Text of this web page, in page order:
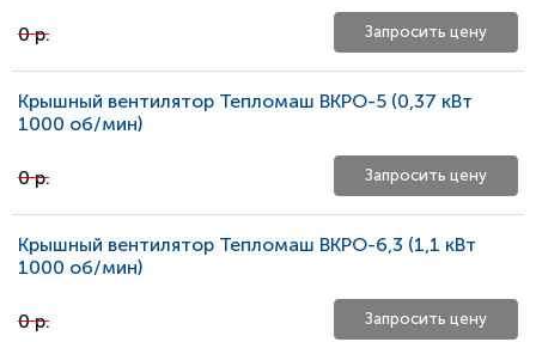
производительность и могут работать при
высоких температурах и влажности воздуха и
отличаются низким уровнем шума.
0 р. Запросить цену
Крышный вентилятор Тепломаш ВКРО-5 (0,37 кВт
1000 oб/мин)
0 р. Запросить цену
Крышный вентилятор Тепломаш ВКРО-6,3 (1,1 кВт
1000 oб/мин)
0 р. Запросить цену